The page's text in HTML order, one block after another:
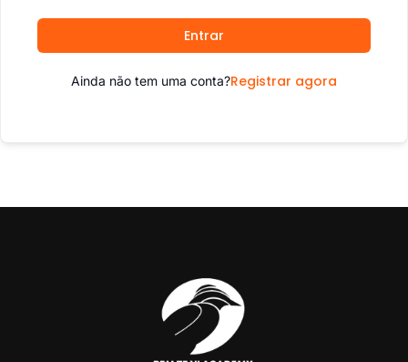
Entrar
Ainda não tem uma conta?Registrar agora